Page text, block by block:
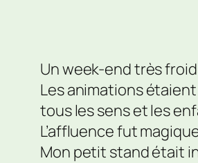
Un week-end très
Les animations
tous les sens et les
L’affluence fut
Mon petit stand était